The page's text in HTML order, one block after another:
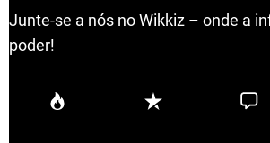
Junte-se a nós no Wikkiz – onde a
poder!
P
R
C